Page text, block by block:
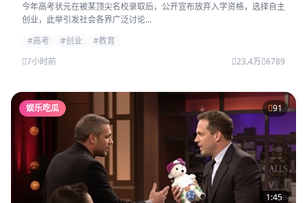
今年高考状元在被某顶尖名校录取后，公开宣布放弃入学资格，选择自主
创业，此举引发社会各界广泛讨论...
#高考
#创业
#教育
7小时前
23.4万 6789
娱乐吃瓜 91
1:45